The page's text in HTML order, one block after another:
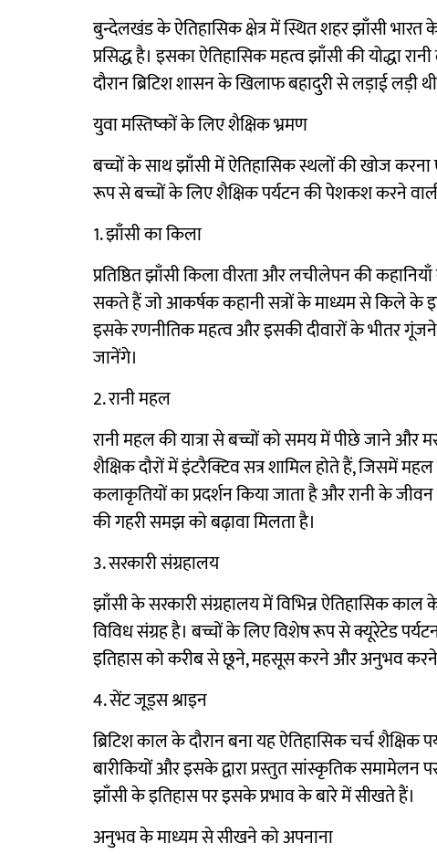
बुन्देलखंड के ऐतिहासिक क्षेत्र में स्थित शहर झाँसी भारत
प्रसिद्ध है। इसका ऐतिहासिक महत्व झाँसी की योद्धा
दौरान ब्रिटिश शासन के खिलाफ बहादुरी से लड़ाई लड़ी
युवा मस्तिष्कों के लिए शैक्षिक भ्रमण
बच्चों के साथ झाँसी में ऐतिहासिक स्थलों की खोज
रूप से बच्चों के लिए शैक्षिक पर्यटन की पेशकश करने
1. झाँसी का किला
प्रतिष्ठित झाँसी किला वीरता और लचीलेपन की
सकते हैं जो आकर्षक कहानी सत्रों के माध्यम से किले के
इसके रणनीतिक महत्व और इसकी दीवारों के भीतर गूंजने
जानेंगे।
2. रानी महल
रानी महल की यात्रा से बच्चों को समय में पीछे जाने और
शैक्षिक दौरों में इंटरैक्टिव सत्र शामिल होते हैं, जिसमें
कलाकृतियों का प्रदर्शन किया जाता है और रानी के
की गहरी समझ को बढ़ावा मिलता है।
3. सरकारी संग्रहालय
झाँसी के सरकारी संग्रहालय में विभिन्न ऐतिहासिक काल
विविध संग्रह है। बच्चों के लिए विशेष रूप से क्यूरेटेड
इतिहास को करीब से छूने, महसूस करने और अनुभव करने
4. सेंट जूड्स श्राइन
ब्रिटिश काल के दौरान बना यह ऐतिहासिक चर्च
बारीकियों और इसके द्वारा प्रस्तुत सांस्कृतिक समामेलन
झाँसी के इतिहास पर इसके प्रभाव के बारे में सीखते हैं।
अनुभव के माध्यम से सीखने को अपनाना